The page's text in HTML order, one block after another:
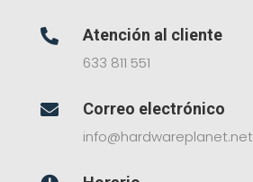

Atención al cliente
633 811 551

Correo electrónico
info@hardwareplanet.net